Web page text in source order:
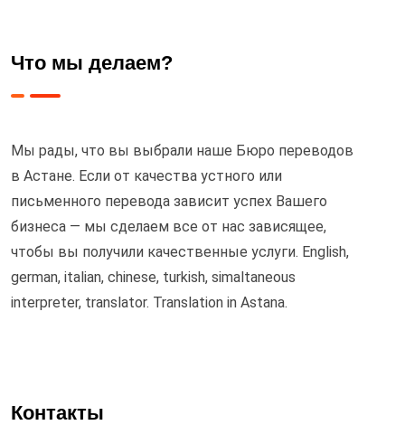
Что мы делаем?
Мы рады, что вы выбрали наше Бюро переводов
в Астане. Если от качества устного или
письменного перевода зависит успех Вашего
бизнеса — мы сделаем все от нас зависящее,
чтобы вы получили качественные услуги. English,
german, italian, chinese, turkish, simaltaneous
interpreter, translator. Translation in Astana.
Контакты